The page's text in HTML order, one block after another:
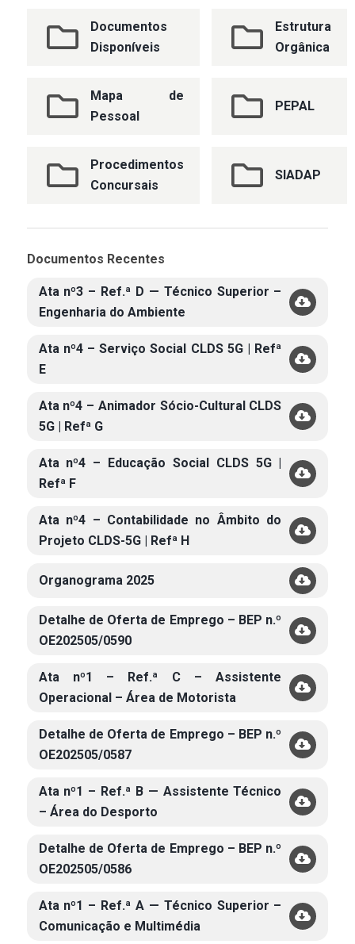
Documentos
Disponíveis
Estrutura
Orgânica
Mapa de
Pessoal
PEPAL
Procedimentos
Concursais
SIADAP
Documentos Recentes
Ata nº3 – Ref.ª D — Técnico Superior –
Engenharia do Ambiente
Ata nº4 – Serviço Social CLDS 5G | Refª
E
Ata nº4 – Animador Sócio-Cultural CLDS
5G | Refª G
Ata nº4 – Educação Social CLDS 5G |
Refª F
Ata nº4 – Contabilidade no Âmbito do
Projeto CLDS-5G | Refª H
Organograma 2025
Detalhe de Oferta de Emprego – BEP n.º
OE202505/0590
Ata nº1 – Ref.ª C – Assistente
Operacional – Área de Motorista
Detalhe de Oferta de Emprego – BEP n.º
OE202505/0587
Ata nº1 – Ref.ª B — Assistente Técnico
– Área do Desporto
Detalhe de Oferta de Emprego – BEP n.º
OE202505/0586
Ata nº1 – Ref.ª A — Técnico Superior –
Comunicação e Multimédia